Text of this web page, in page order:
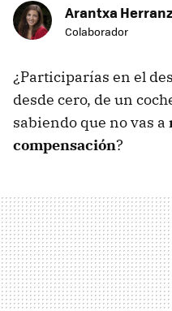
Arantxa Herranz
Colaborador
¿Participarías en el
desde cero, de un
sabiendo que no vas a
compensación?